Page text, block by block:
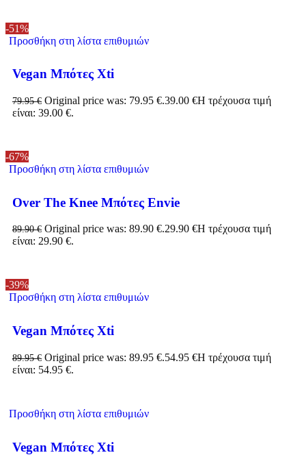
-51%
Προσθήκη στη λίστα επιθυμιών
Vegan Μπότες Xti
79.95€ Original price was: 79.95 €.39.00 €Η τρέχουσα τιμή
είναι: 39.00 €.
-67%
Προσθήκη στη λίστα επιθυμιών
Over The Knee Μπότες Envie
89.90€ Original price was: 89.90 €.29.90 €Η τρέχουσα τιμή
είναι: 29.90 €.
-39%
Προσθήκη στη λίστα επιθυμιών
Vegan Μπότες Xti
89.95€ Original price was: 89.95 €.54.95 €Η τρέχουσα τιμή
είναι: 54.95 €.
Προσθήκη στη λίστα επιθυμιών
Vegan Μπότες Xti